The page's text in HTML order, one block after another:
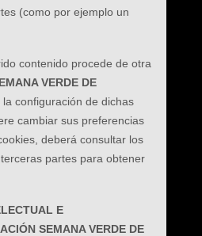
(como por ejemplo un
contenido procede de otra
VERDE DE
configuración de dichas
cambiar sus preferencias
deberá consultar los
partes para obtener
E
SEMANA VERDE DE